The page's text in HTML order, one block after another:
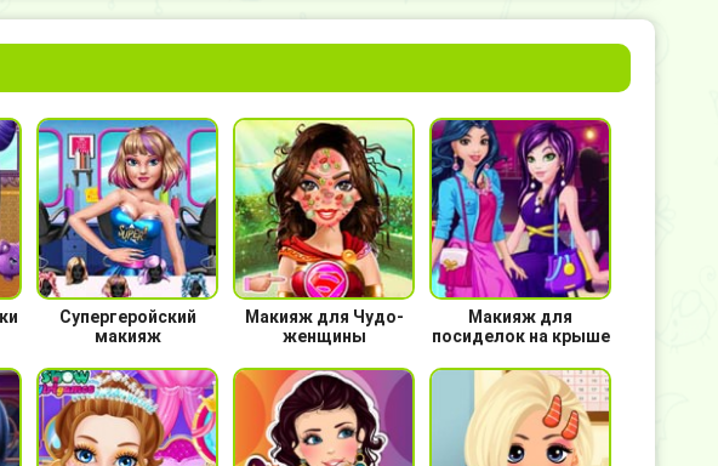
Супергеройский
макияж
Макияж для Чудо-
женщины
Макияж для
посиделок на крыше